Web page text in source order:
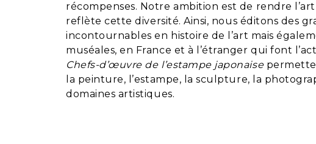
récompenses. Notre ambition est de rendre
reflète cette diversité. Ainsi, nous éditons des
incontournables en histoire de l’art mais
muséales, en France et à l’étranger qui font
Chefs-d’œuvre de l’estampe japonaise
la peinture, l’estampe, la sculpture, la
domaines artistiques.